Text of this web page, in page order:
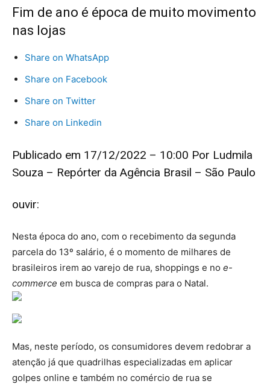
Fim de ano é época de muito movimento
nas lojas
Share on WhatsApp
Share on Facebook
Share on Twitter
Share on Linkedin
Publicado em 17/12/2022 – 10:00 Por Ludmila
Souza – Repórter da Agência Brasil – São Paulo
ouvir:
Nesta época do ano, com o recebimento da segunda
parcela do 13º salário, é o momento de milhares de
brasileiros irem ao varejo de rua, shoppings e no e-
commerce em busca de compras para o Natal.
Mas, neste período, os consumidores devem redobrar a
atenção já que quadrilhas especializadas em aplicar
golpes online e também no comércio de rua se